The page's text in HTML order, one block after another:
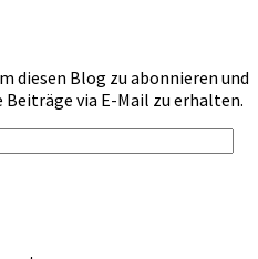
diesen Blog zu abonnieren und
via E-Mail zu erhalten.